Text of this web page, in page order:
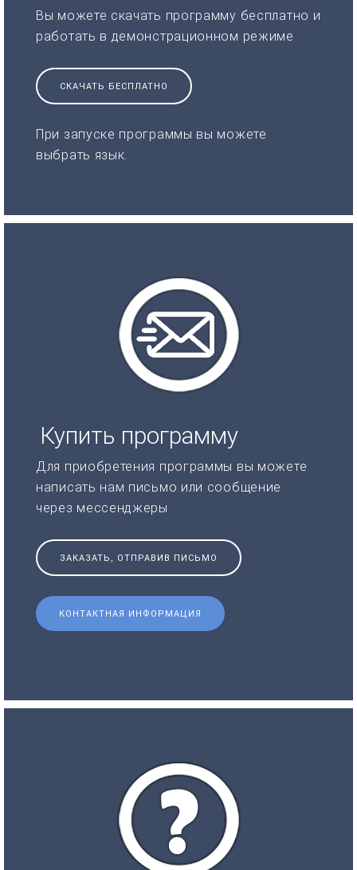
Вы можете скачать программу бесплатно и
работать в демонстрационном режиме
СКАЧАТЬ БЕСПЛАТНО
При запуске программы вы можете
выбрать язык.
Купить программу
Для приобретения программы вы можете
написать нам письмо или сообщение
через мессенджеры
ЗАКАЗАТЬ, ОТПРАВИВ ПИСЬМО
КОНТАКТНАЯ ИНФОРМАЦИЯ